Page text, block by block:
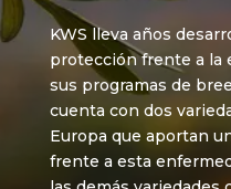
KWS lleva años
protección frente a la
sus programas de
cuenta con dos
Europa que aportan
frente a esta